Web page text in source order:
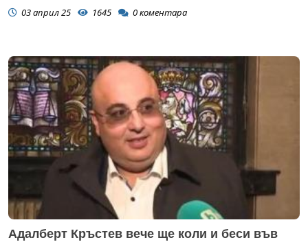
03 април 25 1645 0коментара
Адалберт Кръстев вече ще коли и беси във